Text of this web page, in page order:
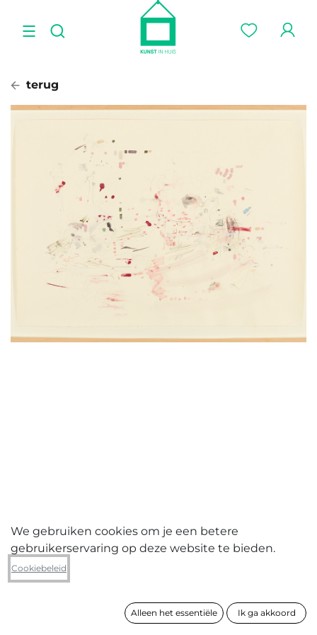
terug
Diego Joosten
Zonder titel (oog reeks IV/VII oktober
We gebruiken cookies om je een betere
gebruikerservaring op deze website te bieden.
Cookiebeleid
Alleen het essentiële Ik ga akkoord